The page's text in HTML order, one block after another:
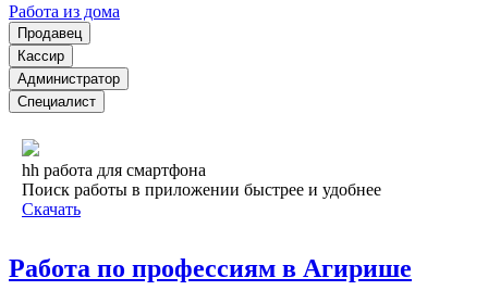
Работа из дома
Продавец
Кассир
Администратор
Специалист
hh работа для смартфона
Поиск работы в приложении быстрее и удобнее
Скачать
Работа по профессиям в Агирише